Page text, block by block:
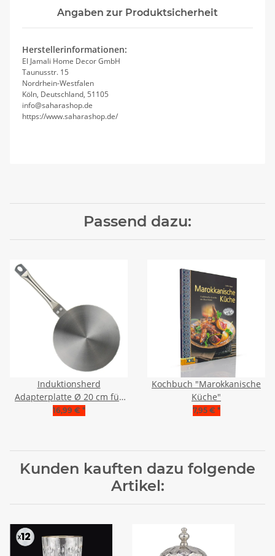
Angaben zur Produktsicherheit
Herstellerinformationen:
El Jamali Home Decor GmbH
Taunusstr. 15
Nordrhein-Westfalen
Köln, Deutschland, 51105
info@saharashop.de
https://www.saharashop.de/
Passend dazu:
Induktionsherd
Adapterplatte Ø 20 cm für
Tajine, Töpfe, Teekannen,
16,99 € *
Kochbuch "Marokkanische
Küche"
7,95 € *
Kunden kauften dazu folgende
Artikel: